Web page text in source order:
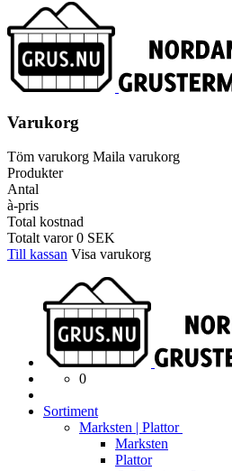
Varukorg
Töm varukorg Maila varukorg
Produkter
Antal
à-pris
Total kostnad
Totalt varor0 SEK
Till kassan Visa varukorg
0
Sortiment
Marksten | Plattor
Marksten
Plattor